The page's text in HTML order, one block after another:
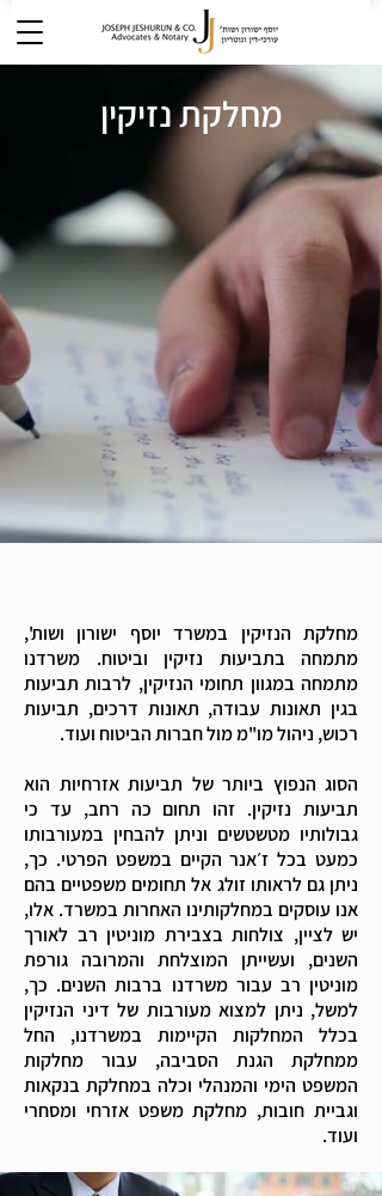
מחלקת נזיקין
מחלקת הנזיקין במשרד יוסף ישורון ושות',
מתמחה בתביעות נזיקין וביטוח. משרדנו
מתמחה במגוון תחומי הנזיקין, לרבות תביעות
בגין תאונות עבודה, תאונות דרכים, תביעות
רכוש, ניהול מו"מ מול חברות הביטוח ועוד.
הסוג הנפוץ ביותר של תביעות אזרחיות הוא
תביעות נזיקין. זהו תחום כה רחב, עד כי
גבולותיו מטשטשים וניתן להבחין במעורבותו
כמעט בכל ז׳אנר הקיים במשפט הפרטי. כך,
ניתן גם לראותו זולג אל תחומים משפטיים בהם
אנו עוסקים במחלקותינו האחרות במשרד. אלו,
יש לציין, צולחות בצבירת מוניטין רב לאורך
השנים, ועשייתן המוצלחת והמרובה גורפת
מוניטין רב עבור משרדנו ברבות השנים. כך,
למשל, ניתן למצוא מעורבות של דיני הנזיקין
בכלל המחלקות הקיימות במשרדנו, החל
ממחלקת הגנת הסביבה, עבור מחלקות
המשפט הימי והמנהלי וכלה במחלקת בנקאות
וגביית חובות, מחלקת משפט אזרחי ומסחרי
ועוד.